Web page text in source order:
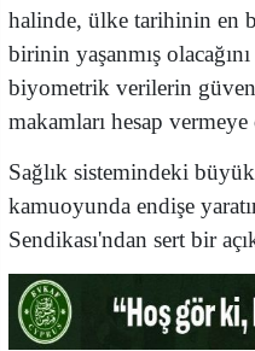
halinde, ülke tarihinin en
birinin yaşanmış
biyometrik verilerin
makamları hesap vermeye
Sağlık sistemindeki
kamuoyunda endişe
Sendikası'ndan sert bir